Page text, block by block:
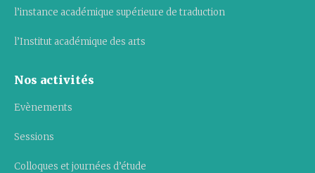
l’instance académique supérieure de traduction
l’Institut académique des arts
Nos activités
Evènements
Sessions
Colloques et journées d’étude